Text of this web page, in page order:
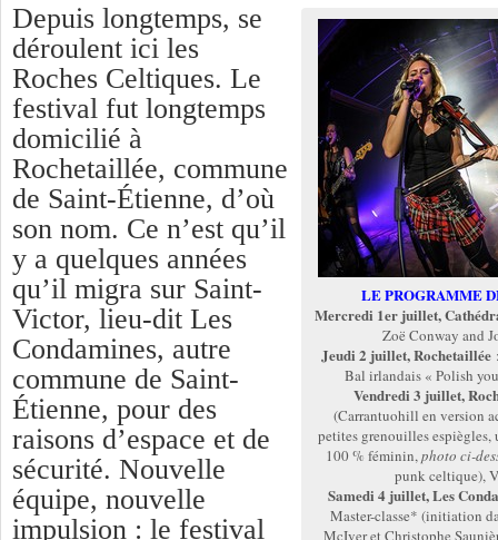
LE PROGRAMME
Mercredi 1er juillet,
Zoë Conway and
Jeudi 2 juillet, Rochetaillée
Bal irlandais « Polish
Vendredi 3 juillet,
(Carrantuohill en version
petites grenouilles
100 % féminin,photo ci-
punk celtique),
Samedi 4 juillet, Les
Master-classe* (initiation
McIver et Christophe
Depuis longtemps, se
déroulent ici les
Roches Celtiques. Le
festival fut longtemps
domicilié à
Rochetaillée, commune
de Saint-Étienne, d’où
son nom. Ce n’est qu’il
y a quelques années
qu’il migra sur Saint-
Victor, lieu-dit Les
Condamines, autre
commune de Saint-
Étienne, pour des
raisons d’espace et de
sécurité. Nouvelle
équipe, nouvelle
impulsion : le festival